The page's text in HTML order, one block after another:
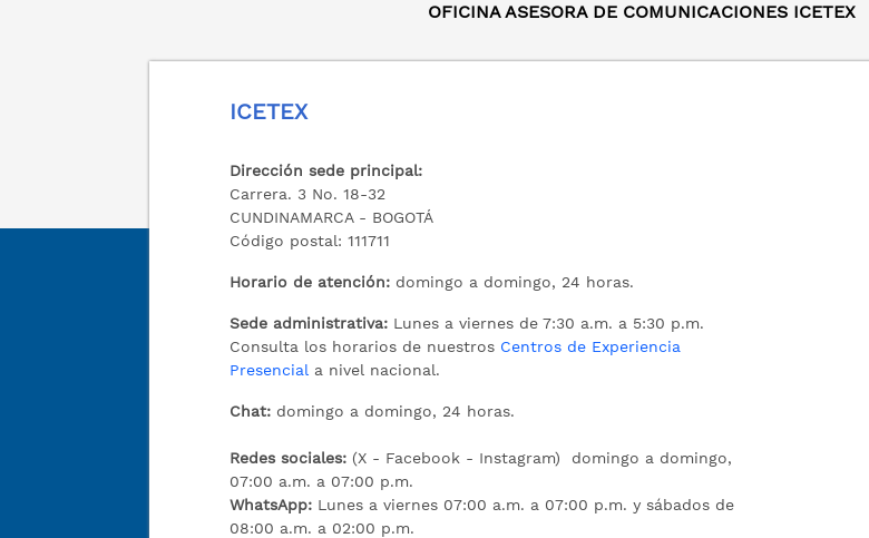
OFICINA ASESORA DE COMUNICACIONES ICETEX
ICETEX
Dirección sede principal:
Carrera. 3 No. 18-32
CUNDINAMARCA - BOGOTÁ
Código postal: 111711
Horario de atención: domingo a domingo, 24 horas.
Sede administrativa: Lunes a viernes de 7:30 a.m. a 5:30 p.m.
Consulta los horarios de nuestros Centros de Experiencia
Presencial a nivel nacional.
Chat: domingo a domingo, 24 horas.
Redes sociales: (X - Facebook - Instagram) domingo a domingo,
07:00 a.m. a 07:00 p.m.
WhatsApp: Lunes a viernes 07:00 a.m. a 07:00 p.m. y sábados de
08:00 a.m. a 02:00 p.m.